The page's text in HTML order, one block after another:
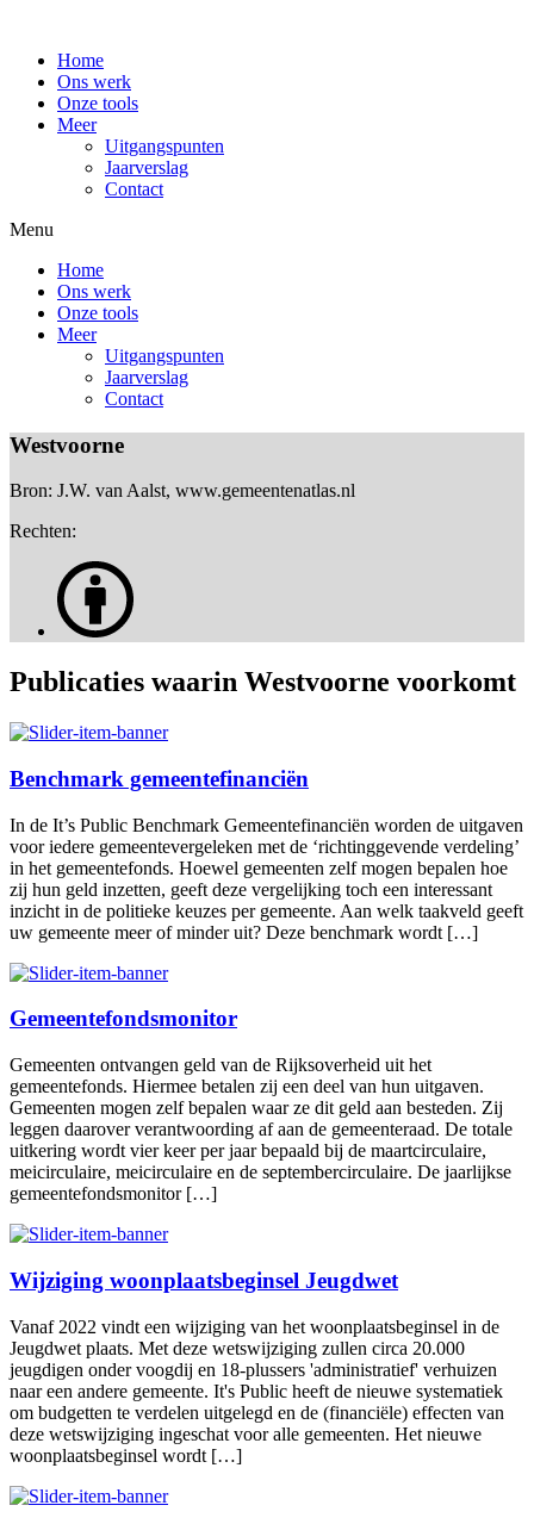
Home
Ons werk
Onze tools
Meer
Uitgangspunten
Jaarverslag
Contact
Menu
Home
Ons werk
Onze tools
Meer
Uitgangspunten
Jaarverslag
Contact
Westvoorne
Bron: J.W. van Aalst, www.gemeentenatlas.nl
Rechten:
Publicaties waarin Westvoorne voorkomt
Benchmark gemeentefinanciën
In de It’s Public Benchmark Gemeentefinanciën worden de uitgaven
voor iedere gemeentevergeleken met de ‘richtinggevende verdeling’
in het gemeentefonds. Hoewel gemeenten zelf mogen bepalen hoe
zij hun geld inzetten, geeft deze vergelijking toch een interessant
inzicht in de politieke keuzes per gemeente. Aan welk taakveld geeft
uw gemeente meer of minder uit? Deze benchmark wordt […]
Gemeentefondsmonitor
Gemeenten ontvangen geld van de Rijksoverheid uit het
gemeentefonds. Hiermee betalen zij een deel van hun uitgaven.
Gemeenten mogen zelf bepalen waar ze dit geld aan besteden. Zij
leggen daarover verantwoording af aan de gemeenteraad. De totale
uitkering wordt vier keer per jaar bepaald bij de maartcirculaire,
meicirculaire, meicirculaire en de septembercirculaire. De jaarlijkse
gemeentefondsmonitor […]
Wijziging woonplaatsbeginsel Jeugdwet
Vanaf 2022 vindt een wijziging van het woonplaatsbeginsel in de
Jeugdwet plaats. Met deze wetswijziging zullen circa 20.000
jeugdigen onder voogdij en 18-plussers 'administratief' verhuizen
naar een andere gemeente. It's Public heeft de nieuwe systematiek
om budgetten te verdelen uitgelegd en de (financiële) effecten van
deze wetswijziging ingeschat voor alle gemeenten. Het nieuwe
woonplaatsbeginsel wordt […]